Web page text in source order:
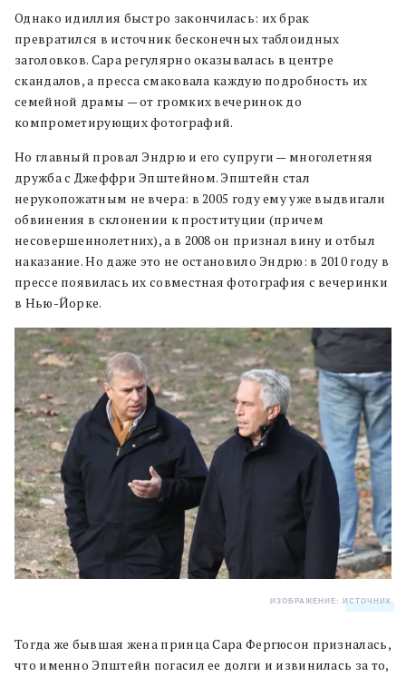
Однако идиллия быстро закончилась: их брак
превратился в источник бесконечных таблоидных
заголовков. Сара регулярно оказывалась в центре
скандалов, а пресса смаковала каждую подробность их
семейной драмы — от громких вечеринок до
компрометирующих фотографий.
Но главный провал Эндрю и его супруги — многолетняя
дружба с Джеффри Эпштейном. Эпштейн стал
нерукопожатным не вчера: в 2005 году ему уже выдвигали
обвинения в склонении к проституции (причем
несовершеннолетних), а в 2008 он признал вину и отбыл
наказание. Но даже это не остановило Эндрю: в 2010 году в
прессе появилась их совместная фотография с вечеринки
в Нью-Йорке.
ИЗОБРАЖЕНИЕ: ИСТОЧНИК
Тогда же бывшая жена принца Сара Фергюсон призналась,
что именно Эпштейн погасил ее долги и извинилась за то,